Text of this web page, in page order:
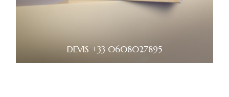
DEVIS +33 0608027895